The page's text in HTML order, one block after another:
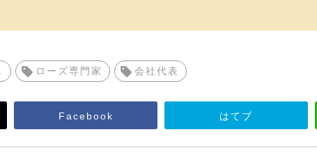
ローズ専門家 会社代表
Facebook はてブ